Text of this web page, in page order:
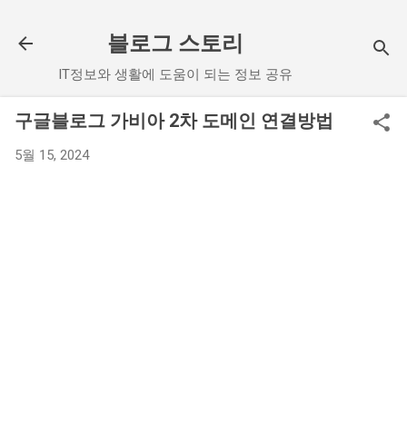
블로그 스토리
IT정보와 생활에 도움이 되는 정보 공유
구글블로그 가비아 2차 도메인 연결방법
5월 15, 2024